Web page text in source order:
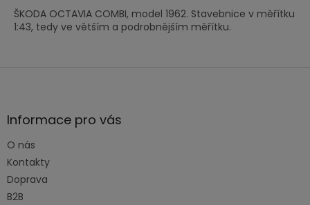
ŠKODA OCTAVIA COMBI, model 1962. Stavebnice v měřítku
1:43, tedy ve větším a podrobnějším měřítku.
aInformace pro vás
O nás
Kontakty
Doprava
B2B